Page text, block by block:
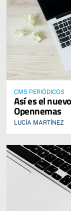
CMS PERIÓDICOS
Así es el
Opennemas
LUCÍA MARTÍNEZ